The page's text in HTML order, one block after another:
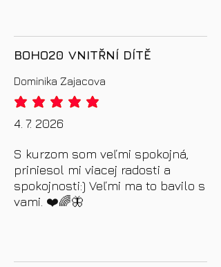
BOHO20 VNITŘNÍ DÍTĚ
Dominika Zajacova
průměrné hodnocení je 5 z 5
4. 7. 2026
S kurzom som veľmi spokojná,
priniesol mi viacej radosti a
spokojnosti:) Veľmi ma to bavilo s
vami. ❤️🌈🦋